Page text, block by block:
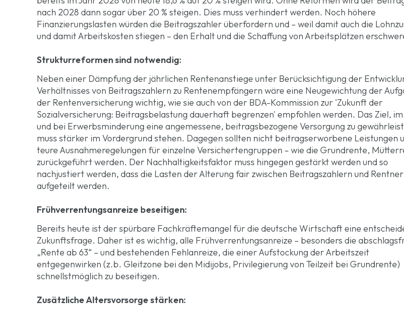
nach 2028 dann sogar über 20 % steigen. Dies muss verhindert werden. Noch höhere
Finanzierungslasten würden die Beitragszahler überfordern und – weil damit auch die
und damit Arbeitskosten stiegen – den Erhalt und die Schaffung von Arbeitsplätzen
Strukturreformen sind notwendig:
Neben einer Dämpfung der jährlichen Rentenanstiege unter Berücksichtigung der
Verhältnisses von Beitragszahlern zu Rentenempfängern wäre eine Neugewichtung der
der Rentenversicherung wichtig, wie sie auch von der BDA-Kommission zur 'Zukunft der
Sozialversicherung: Beitragsbelastung dauerhaft begrenzen' empfohlen werden. Das Ziel,
und bei Erwerbsminderung eine angemessene, beitragsbezogene Versorgung zu
muss stärker im Vordergrund stehen. Dagegen sollten nicht beitragserworbene Leistungen
teure Ausnahmeregelungen für einzelne Versichertengruppen – wie die Grundrente,
zurückgeführt werden. Der Nachhaltigkeitsfaktor muss hingegen gestärkt werden und so
nachjustiert werden, dass die Lasten der Alterung fair zwischen Beitragszahlern und
aufgeteilt werden.
Frühverrentungsanreize beseitigen:
Bereits heute ist der spürbare Fachkräftemangel für die deutsche Wirtschaft eine
Zukunftsfrage. Daher ist es wichtig, alle Frühverrentungsanreize – besonders die
„Rente ab 63“ – und bestehenden Fehlanreize, die einer Aufstockung der Arbeitszeit
entgegenwirken (z.b. Gleitzone bei den Midijobs, Privilegierung von Teilzeit bei Grundrente)
schnellstmöglich zu beseitigen.
Zusätzliche Altersvorsorge stärken: